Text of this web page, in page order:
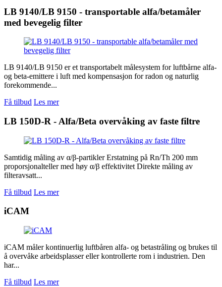
LB 9140/LB 9150 - transportable alfa/betamåler
med bevegelig filter
LB 9140/LB 9150 er et transportabelt målesystem for luftbårne alfa-
og beta-emittere i luft med kompensasjon for radon og naturlig
forekommende...
Få tilbud Les mer
LB 150D-R - Alfa/Beta overvåking av faste filtre
Samtidig måling av α/β-partikler Erstatning på Rn/Th 200 mm
proporsjonalteller med høy α/β effektivitet Direkte måling av
filteravsatt...
Få tilbud Les mer
iCAM
iCAM måler kontinuerlig luftbåren alfa- og betastråling og brukes til
å overvåke arbeidsplasser eller kontrollerte rom i industrien. Den
har...
Få tilbud Les mer